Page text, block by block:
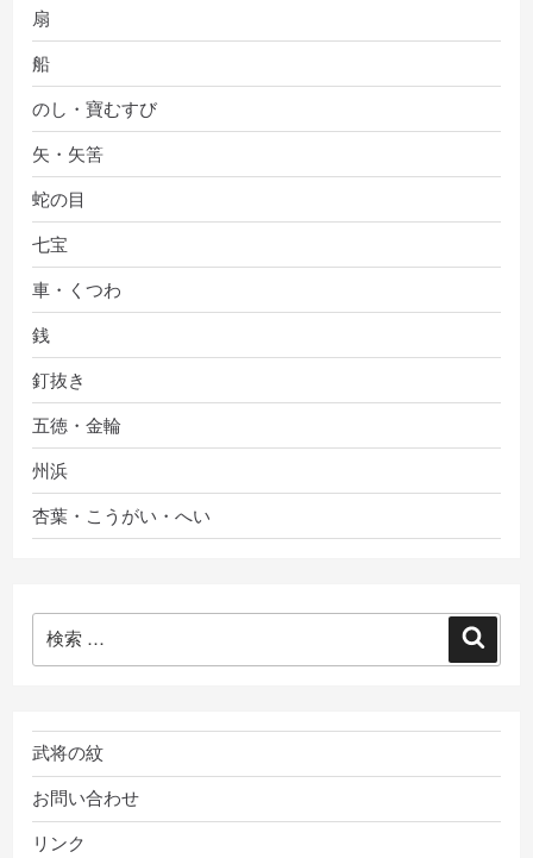
扇
船
のし・寶むすび
矢・矢筈
蛇の目
七宝
車・くつわ
銭
釘抜き
五徳・金輪
州浜
杏葉・こうがい・へい
索:
索
武将の紋
お問い合わせ
リンク